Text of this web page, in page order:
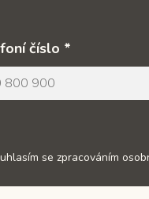
číslo *
se zpracováním